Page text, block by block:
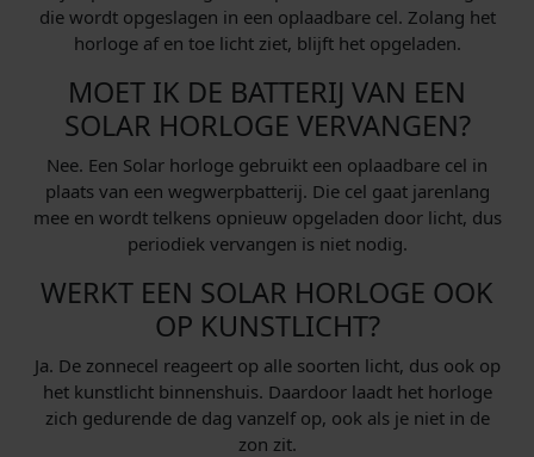
die wordt opgeslagen in een oplaadbare cel. Zolang het
horloge af en toe licht ziet, blijft het opgeladen.
MOET IK DE BATTERIJ VAN EEN
SOLAR HORLOGE VERVANGEN?
Nee. Een Solar horloge gebruikt een oplaadbare cel in
plaats van een wegwerpbatterij. Die cel gaat jarenlang
mee en wordt telkens opnieuw opgeladen door licht, dus
periodiek vervangen is niet nodig.
WERKT EEN SOLAR HORLOGE OOK
OP KUNSTLICHT?
Ja. De zonnecel reageert op alle soorten licht, dus ook op
het kunstlicht binnenshuis. Daardoor laadt het horloge
zich gedurende de dag vanzelf op, ook als je niet in de
zon zit.